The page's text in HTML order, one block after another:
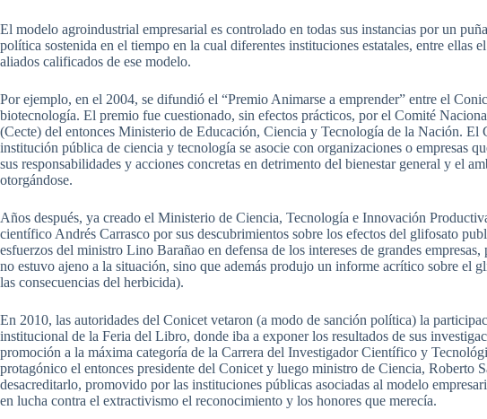
El modelo agroindustrial empresarial es controlado en todas sus instancias por un
política sostenida en el tiempo en la cual diferentes instituciones estatales, entre ellas
aliados calificados de ese modelo.
Por ejemplo, en el 2004, se difundió el “Premio Animarse a emprender” entre el
biotecnología. El premio fue cuestionado, sin efectos prácticos, por el Comité
(Cecte) del entonces Ministerio de Educación, Ciencia y Tecnología de la Nación. El
institución pública de ciencia y tecnología se asocie con organizaciones o empresas
sus responsabilidades y acciones concretas en detrimento del bienestar general y el
otorgándose.
Años después, ya creado el Ministerio de Ciencia, Tecnología e Innovación
científico Andrés Carrasco por sus descubrimientos sobre los efectos del glifosato
esfuerzos del ministro Lino Barañao en defensa de los intereses de grandes
no estuvo ajeno a la situación, sino que además produjo un informe acrítico sobre el
las consecuencias del herbicida).
En 2010, las autoridades del Conicet vetaron (a modo de sanción política) la
institucional de la Feria del Libro, donde iba a exponer los resultados de sus
promoción a la máxima categoría de la Carrera del Investigador Científico y
protagónico el entonces presidente del Conicet y luego ministro de Ciencia, Roberto
desacreditarlo, promovido por las instituciones públicas asociadas al modelo
en lucha contra el extractivismo el reconocimiento y los honores que merecía.